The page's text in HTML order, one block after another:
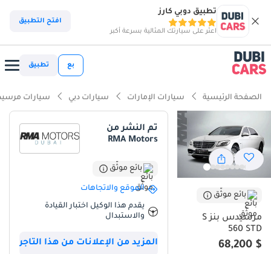
تطبيق دوبي كارز
اعثر على سيارتك المثالية بسرعة أكبر
افتح التطبيق
بع تطبيق
الصفحة الرئيسية سيارات الإمارات سيارات دبي سيارات
بائع موثّق
مرسيدس بنز S
560 STD
$ 68,200
تم النشر من
RMA Motors
بائع موثّق
الموقع والاتجاهات
يقدم هذا الوكيل اختبار القيادة
والاستبدال
المزيد من الإعلانات من هذا التاجر